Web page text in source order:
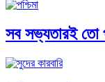
সব সভ্যতারই